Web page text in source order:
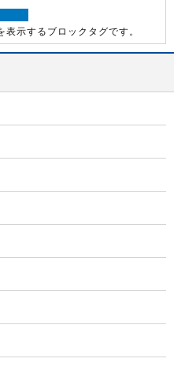
示するブロックタグです。